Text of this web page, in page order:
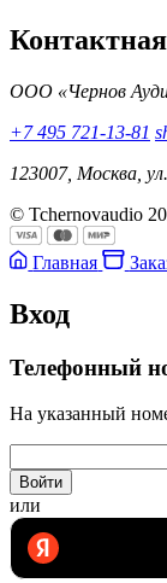
ООО «Чернов
+7 495 721-13-81
123007, Москва,
© Tchernovaudio
Главная
Вход
Телефонный
На указанный
Войти
или